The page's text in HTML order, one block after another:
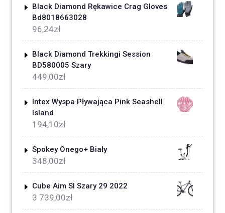
Black Diamond Rękawice Crag Gloves
Bd8018663028
96,24zł
Black Diamond Trekkingi Session
BD580005 Szary
449,00zł
Intex Wyspa Pływająca Pink Seashell
Island
194,10zł
Spokey Onego+ Biały
348,00zł
Cube Aim Sl Szary 29 2022
3 739,00zł